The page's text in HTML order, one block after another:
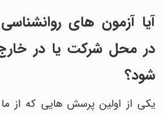
آیا آزمون های
در محل شرکت یا در خارج
شود؟
یکی از اولین پرسش هایی که از